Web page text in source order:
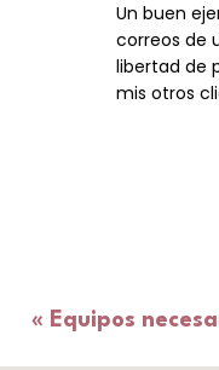
Un buen
correos de
libertad de
mis otros
« Equipos